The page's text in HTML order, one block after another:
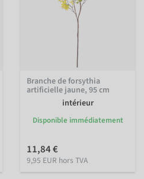
Branche de forsythia
artificielle jaune, 95 cm
intérieur
Disponible immédiatement
11,84 €
9,95 EUR hors TVA